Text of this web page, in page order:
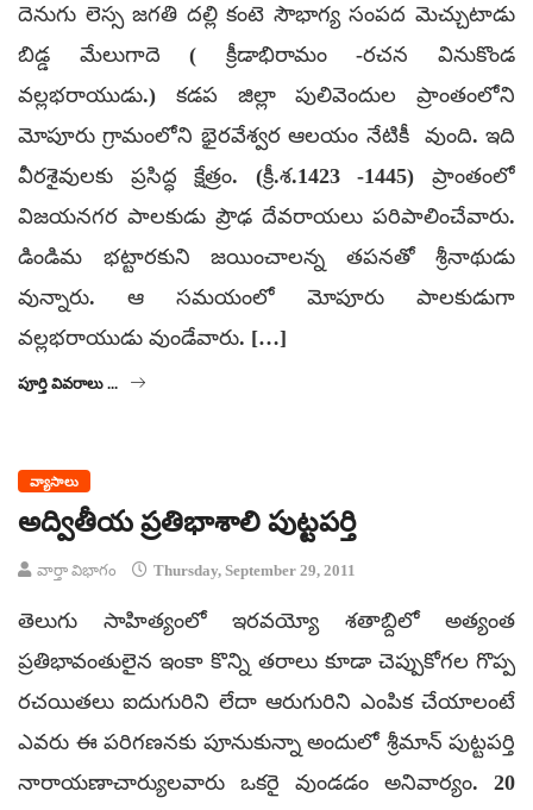
దెనుగు లెస్స జగతి దల్లి కంటె సౌభాగ్య సంపద మెచ్చుటాడు
బిడ్డ మేలుగాదె ( క్రీడాభిరామం -రచన వినుకొండ
వల్లభరాయుడు.) కడప జిల్లా పులివెందుల ప్రాంతంలోని
మోపూరు గ్రామంలోని భైరవేశ్వర ఆలయం నేటికీ వుంది. ఇది
వీరశైవులకు ప్రసిద్ధ క్షేత్రం. (క్రీ.శ.1423 -1445) ప్రాంతంలో
విజయనగర పాలకుడు ప్రౌఢ దేవరాయలు పరిపాలించేవారు.
డిండిమ భట్టారకుని జయించాలన్న తపనతో శ్రీనాథుడు
వున్నారు. ఆ సమయంలో మోపూరు పాలకుడుగా
వల్లభరాయుడు వుండేవారు. […]
పూర్తి వివరాలు ...
వ్యాసాలు
అద్వితీయ ప్రతిభాశాలి పుట్టపర్తి
వార్తా విభాగం Thursday, September 29, 2011
తెలుగు సాహిత్యంలో ఇరవయ్యో శతాబ్దిలో అత్యంత
ప్రతిభావంతులైన ఇంకా కొన్ని తరాలు కూడా చెప్పుకోగల గొప్ప
రచయితలు ఐదుగురిని లేదా ఆరుగురిని ఎంపిక చేయాలంటే
ఎవరు ఈ పరిగణనకు పూనుకున్నా అందులో శ్రీమాన్ పుట్టపర్తి
నారాయణాచార్యులవారు ఒకరై వుండడం అనివార్యం. 20